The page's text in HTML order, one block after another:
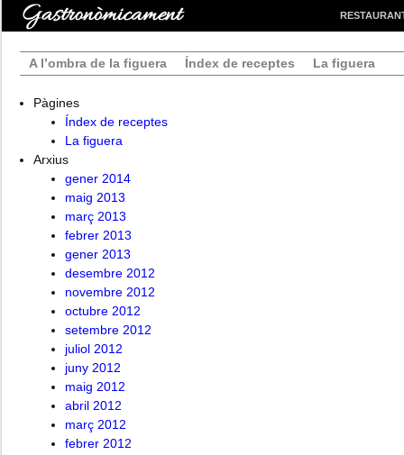
A l’ombra de la figuera Índex de receptes La figuera
Pàgines
Índex de receptes
La figuera
Arxius
gener 2014
maig 2013
març 2013
febrer 2013
gener 2013
desembre 2012
novembre 2012
octubre 2012
setembre 2012
juliol 2012
juny 2012
maig 2012
abril 2012
març 2012
febrer 2012